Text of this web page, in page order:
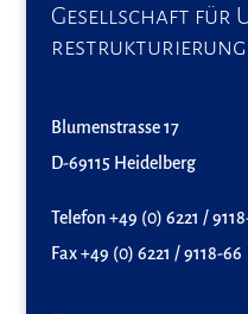
Gesellschaft für
restrukturierung
Blumenstrasse 17
D-69115 Heidelberg
Telefon +49 (0) 6221 /
Fax +49 (0) 6221 / 9118-66